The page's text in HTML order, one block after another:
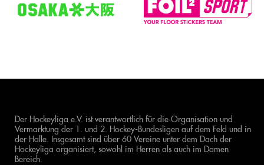
Der Hockeyliga e.V. ist verantwortlich für die Organisation und
Vermarktung der 1. und 2. Hockey-Bundesligen auf dem Feld und in
der Halle. Insgesamt sind über 60 Vereine unter dem Dach der
Hockeyliga organisiert, sowohl im Herren als auch im Damen
Bereich.